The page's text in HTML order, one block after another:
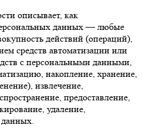
описывает, как
данных — любые
действий (операций),
средств автоматизации или
с персональными данными,
накопление, хранение,
извлечение,
предоставление,
удаление,